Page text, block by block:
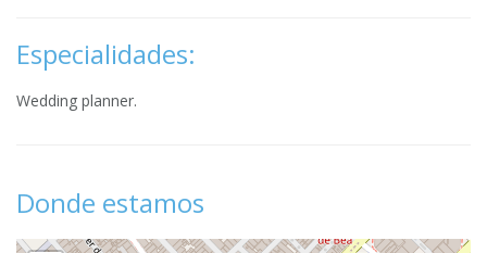
Especialidades:
Wedding planner.
Donde estamos